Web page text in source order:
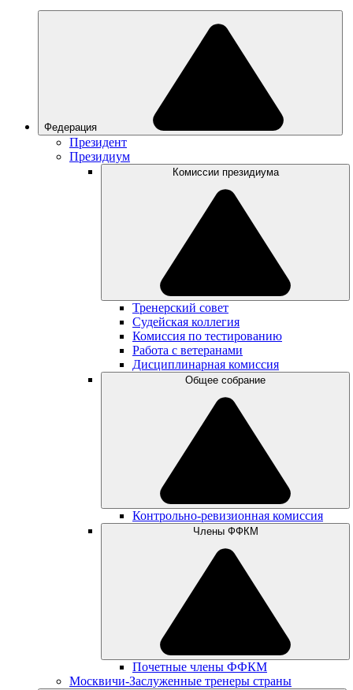
Федерация
Президент
Президиум
Комиссии президиума
Тренерский совет
Судейская коллегия
Комиссия по тестированию
Работа с ветеранами
Дисциплинарная комиссия
Общее собрание
Контрольно-ревизионная комиссия
Члены ФФКМ
Почетные члены ФФКМ
Москвичи-Заслуженные тренеры страны